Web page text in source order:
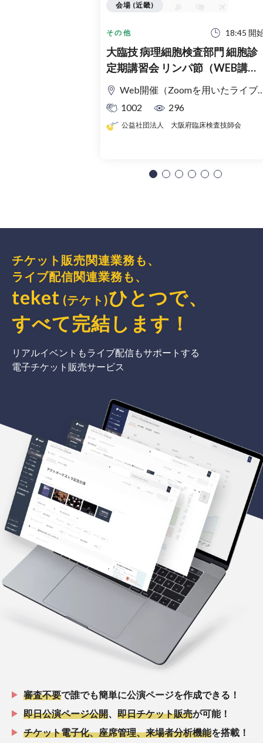
その他 18:45 開
大臨技 病理細胞検査部門 細胞診
定期講習会 リンパ節（WEB講習
会）Web開催（Zoomを用いたライブ配信）
1002
296
公益社団法人 大阪府臨床検査技師会
会場 (近畿)
チケット販売関連業務も、
ライブ配信関連業務も、
teket (テケト)ひとつで、
すべて完結 します ！
リアルイベントもライブ配信もサポートする
電子チケット販売サービス
審査不要で誰でも簡単に公演ページを作成できる！
即日公演ページ公開
即日チケット販売が可能！
チケット電子化、座席管理、来場者分析機能を搭載！